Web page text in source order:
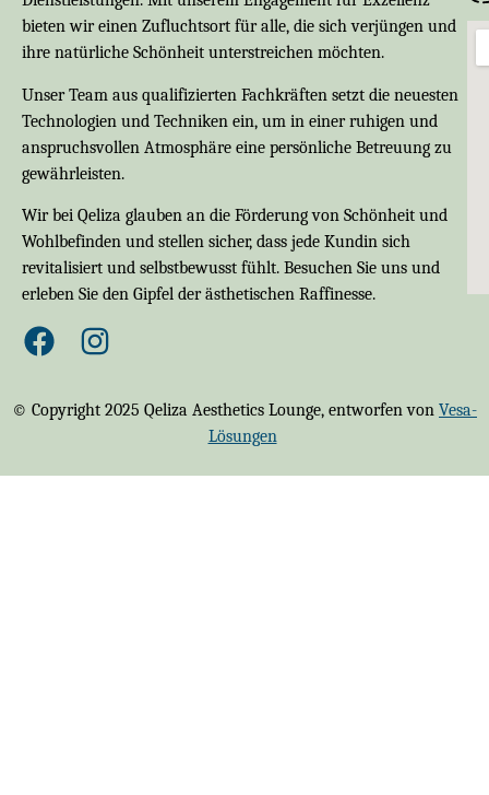
bieten wir einen Zufluchtsort für alle, die sich verjüngen und
ihre natürliche Schönheit unterstreichen möchten.
Unser Team aus qualifizierten Fachkräften setzt die neuesten
Technologien und Techniken ein, um in einer ruhigen und
anspruchsvollen Atmosphäre eine persönliche Betreuung zu
gewährleisten.
Wir bei Qeliza glauben an die Förderung von Schönheit und
Wohlbefinden und stellen sicher, dass jede Kundin sich
revitalisiert und selbstbewusst fühlt. Besuchen Sie uns und
erleben Sie den Gipfel der ästhetischen Raffinesse.
© Copyright 2025 Qeliza Aesthetics Lounge, entworfen von Vesa-
Lösungen